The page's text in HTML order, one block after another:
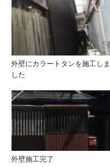
外壁にカラートタンを施工しま
した
外壁施工完了